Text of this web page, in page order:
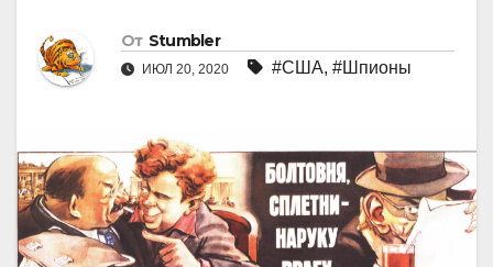
От Stumbler
ИЮЛ 20, 2020 #США, #Шпионы